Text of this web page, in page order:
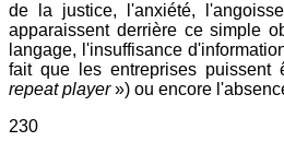
de la justice, l'anxiété,
apparaissent derrière ce simple
langage, l'insuffisance
fait que les entreprises puissent
repeat player») ou encore
230